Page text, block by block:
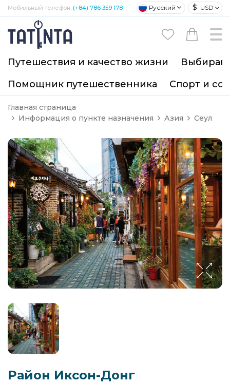
Мобильный телефон: (+84) 786 359 178 Русский $ USD
Путешествия и качество жизни
Помощник путешественника
Спорт и
Главная страница
Информация о пункте назначения
Азия Сеул
Район Иксон-Донг